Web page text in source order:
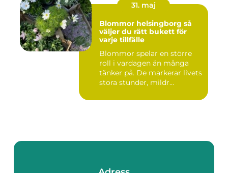
31. maj
Blommor helsingborg så
väljer du rätt bukett för
varje tillfälle
Blommor spelar en större
roll i vardagen än många
tänker på. De markerar livets
stora stunder, mildr...